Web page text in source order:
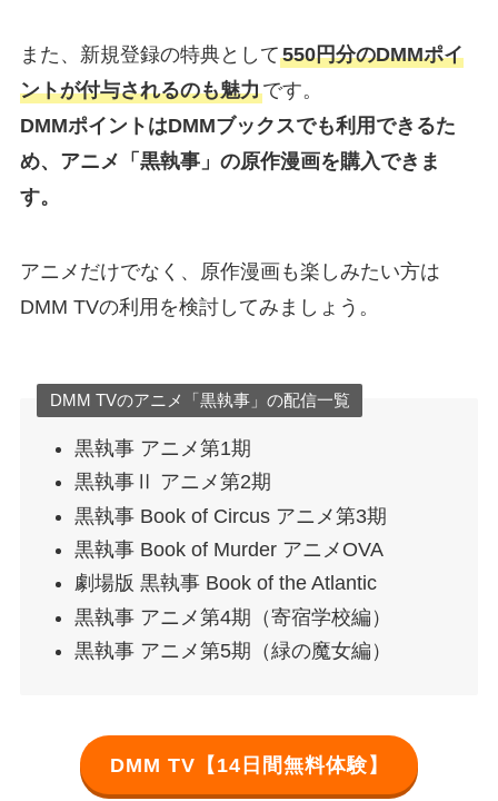
また、新規登録の特典として550円分のDMMポイ
ントが付与されるのも魅力です。
DMMポイントはDMMブックスでも利用できるた
め、アニメ「黒執事」の原作漫画を購入できま
す。
アニメだけでなく、原作漫画も楽しみたい方は
DMM TVの利用を検討してみましょう。
DMM TVのアニメ「黒執事」の配信一覧
黒執事 アニメ第1期
黒執事Ⅱ アニメ第2期
黒執事 Book of Circus アニメ第3期
黒執事 Book of Murder アニメOVA
劇場版 黒執事 Book of the Atlantic
黒執事 アニメ第4期（寄宿学校編）
黒執事 アニメ第5期（緑の魔女編）
DMM TV【14日間無料体験】